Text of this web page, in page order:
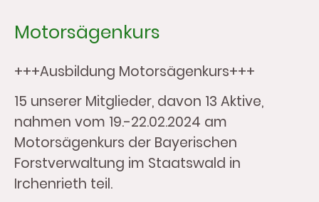
Motorsägenkurs
+++Ausbildung Motorsägenkurs+++
15 unserer Mitglieder, davon 13 Aktive,
nahmen vom 19.-22.02.2024 am
Motorsägenkurs der Bayerischen
Forstverwaltung im Staatswald in
Irchenrieth teil.